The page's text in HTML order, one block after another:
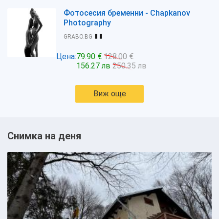
Фотосесия бременни - Chapkanov
Photography
GRABO.BG
Цена:79.90 € 128.00 €
156.27 лв 250.35 лв
Виж още
Снимка на деня